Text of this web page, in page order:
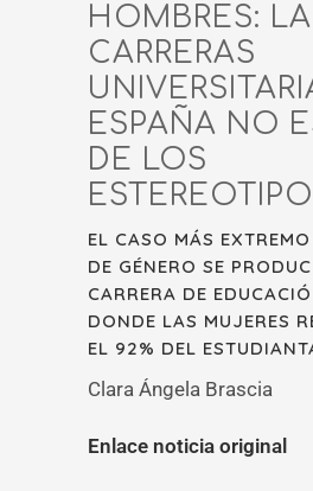
HOMBRES:
CARRERAS
ESPAÑA NO
DE LOS
EL CASO MÁS
DE GÉNERO SE
CARRERA DE
DONDE LAS MUJERES
EL 92% DEL
Clara Ángela Brascia
Enlace noticia original